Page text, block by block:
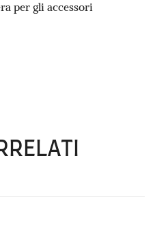
per gli accessori